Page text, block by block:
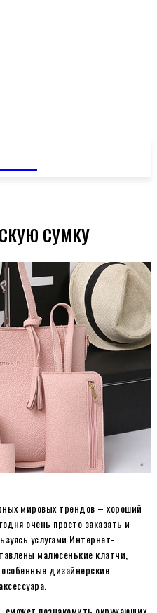
СУМКУ
мировых трендов – хороший
очень просто заказать и
услугами Интернет-
малюсенькие клатчи,
дизайнерские